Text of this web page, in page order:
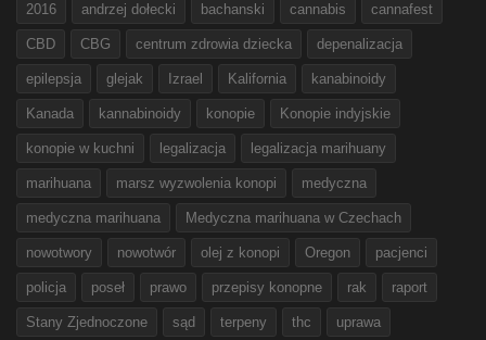
2016 andrzej dołecki bachanski cannabis cannafest
CBD CBG centrum zdrowia dziecka depenalizacja
epilepsja glejak Izrael Kalifornia kanabinoidy
Kanada kannabinoidy konopie Konopie indyjskie
konopie w kuchni legalizacja legalizacja marihuany
marihuana marsz wyzwolenia konopi medyczna
medyczna marihuana Medyczna marihuana w Czechach
nowotwory nowotwór olej z konopi Oregon pacjenci
policja poseł prawo przepisy konopne rak raport
Stany Zjednoczone sąd terpeny thc uprawa